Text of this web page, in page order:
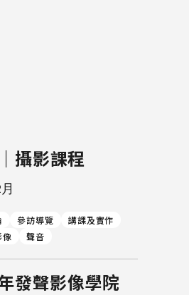
攝影課程
參訪導覽
講課及實作
像 聲音
發聲影像學院